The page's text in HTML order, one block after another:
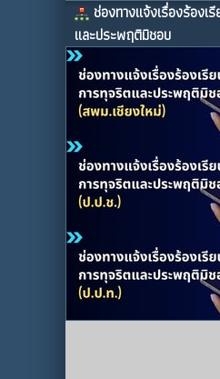
ช่องทางแจ้งเรื่องร้องเ
และประพฤติมิชอบ